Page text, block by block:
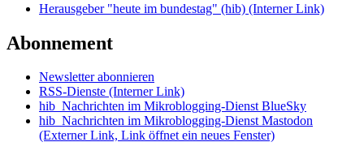
Herausgeber "heute im bundestag" (hib) (Interner Link)
Abonnement
Newsletter abonnieren
RSS-Dienste (Interner Link)
hib_Nachrichten im Mikroblogging-Dienst BlueSky
hib_Nachrichten im Mikroblogging-Dienst Mastodon
(Externer Link, Link öffnet ein neues Fenster)